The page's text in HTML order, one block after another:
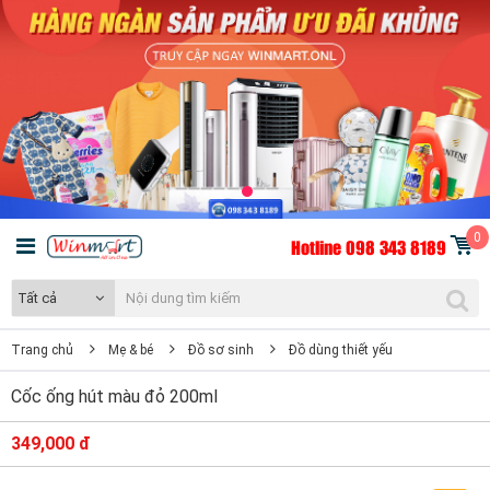
Hotline 098 343 8189 0
Tất cả
Trang chủ Mẹ & bé Đồ sơ sinh Đồ dùng thiết yếu
Cốc ống hút màu đỏ 200ml
349,000 đ